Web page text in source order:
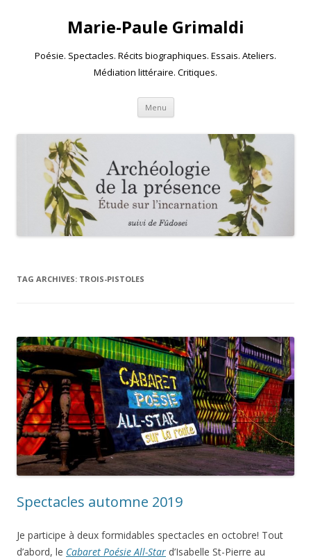
Marie-Paule Grimaldi
Poésie. Spectacles. Récits biographiques. Essais. Ateliers.
Médiation littéraire. Critiques.
Menu Skip to content
TAG ARCHIVES: TROIS-PISTOLES
Spectacles automne 2019
Je participe à deux formidables spectacles en octobre! Tout
d’abord, le Cabaret Poésie All-Star d’Isabelle St-Pierre au